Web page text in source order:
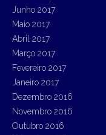
Junho 2017
Maio 2017
Abril 2017
Março 2017
Fevereiro 2017
Janeiro 2017
Dezembro 2016
Novembro 2016
Outubro 2016